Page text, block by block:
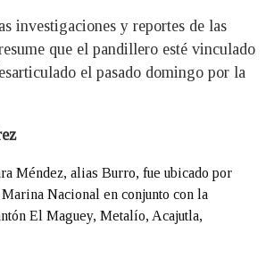
investigaciones y reportes de las
que el pandillero esté vinculado
el pasado domingo por la
Méndez, alias Burro, fue ubicado por
Nacional en conjunto con la
El Maguey, Metalío, Acajutla,